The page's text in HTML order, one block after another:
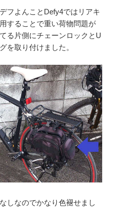
フよんことDefy4ではリアキ
することで重い荷物問題が
る片側にチェーンロックとU
を取り付けました。
しなのでかなり色褪せまし